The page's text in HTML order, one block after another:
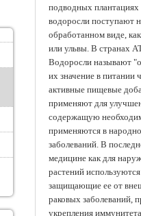
подводных
водоросли поступают
обработанном виде,
или ульвы. В странах
Водоросли называют
их значение в питании
активные пищевые
применяют для
содержащую
применяются в
заболеваний. В
медицине как для
растений
защищающие ее от
раковых заболеваний,
укрепления